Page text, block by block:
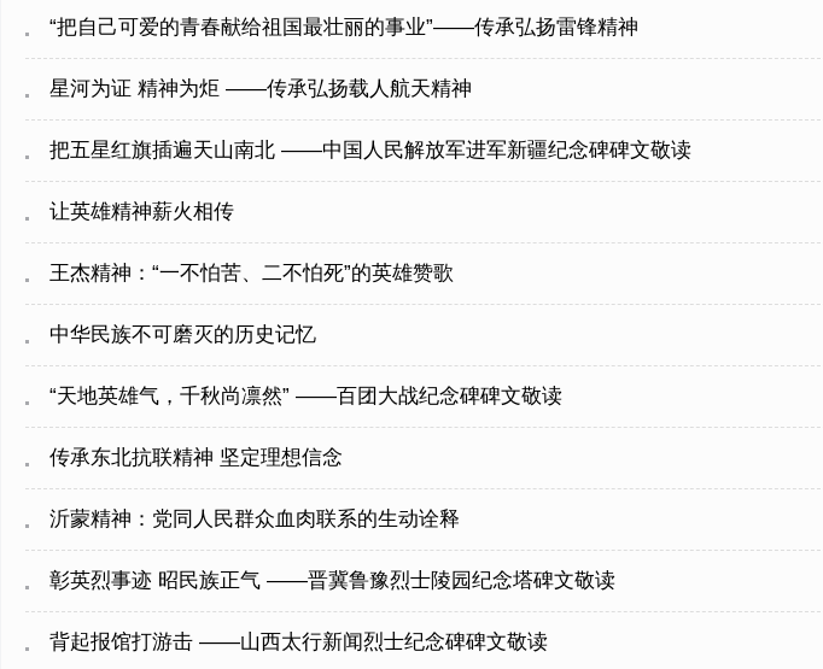
“把自己可爱的青春献给祖国最壮丽的事业”——传承弘扬雷锋精神
星河为证 精神为炬 ——传承弘扬载人航天精神
把五星红旗插遍天山南北 ——中国人民解放军进军新疆纪念碑碑文敬读
让英雄精神薪火相传
王杰精神：“一不怕苦、二不怕死”的英雄赞歌
中华民族不可磨灭的历史记忆
“天地英雄气，千秋尚凛然” ——百团大战纪念碑碑文敬读
传承东北抗联精神 坚定理想信念
沂蒙精神：党同人民群众血肉联系的生动诠释
彰英烈事迹 昭民族正气 ——晋冀鲁豫烈士陵园纪念塔碑文敬读
背起报馆打游击 ——山西太行新闻烈士纪念碑碑文敬读